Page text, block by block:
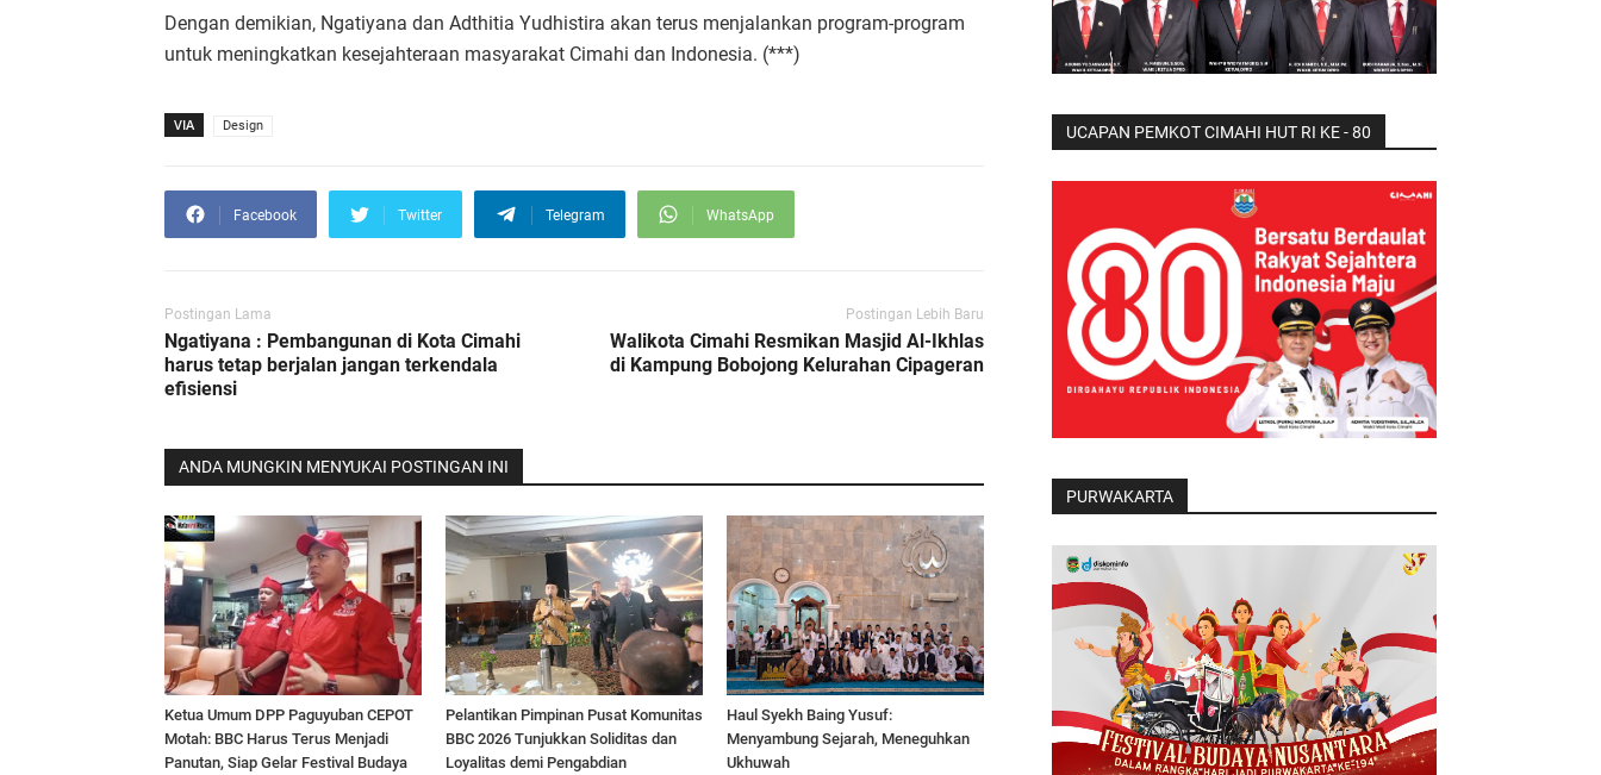
Dengan demikian, Ngatiyana dan Adthitia Yudhistira akan terus menjalankan program-program
untuk meningkatkan kesejahteraan masyarakat Cimahi dan Indonesia. (***)
VIA Design
Facebook Twitter Telegram WhatsApp
Postingan Lama
Ngatiyana : Pembangunan di Kota Cimahi
harus tetap berjalan jangan terkendala
efisiensi
Postingan Lebih Baru
Walikota Cimahi Resmikan Masjid Al-Ikhlas
di Kampung Bobojong Kelurahan Cipageran
ANDA MUNGKIN MENYUKAI POSTINGAN INI
Ketua Umum DPP Paguyuban CEPOT
Motah: BBC Harus Terus Menjadi
Panutan, Siap Gelar Festival Budaya
Pelantikan Pimpinan Pusat Komunitas
BBC 2026 Tunjukkan Soliditas dan
Loyalitas demi Pengabdian
Haul Syekh Baing Yusuf:
Menyambung Sejarah, Meneguhkan
Ukhuwah
UCAPAN PEMKOT CIMAHI HUT RI KE - 80
PURWAKARTA